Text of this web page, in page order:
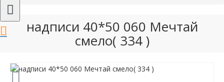
надписи 40*50 060 Мечтай
смело( 334 )